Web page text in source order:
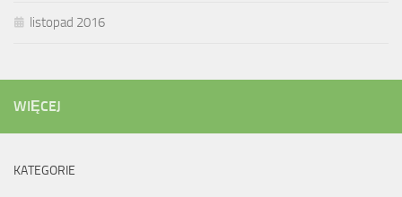
listopad 2016
WIĘCEJ
KATEGORIE